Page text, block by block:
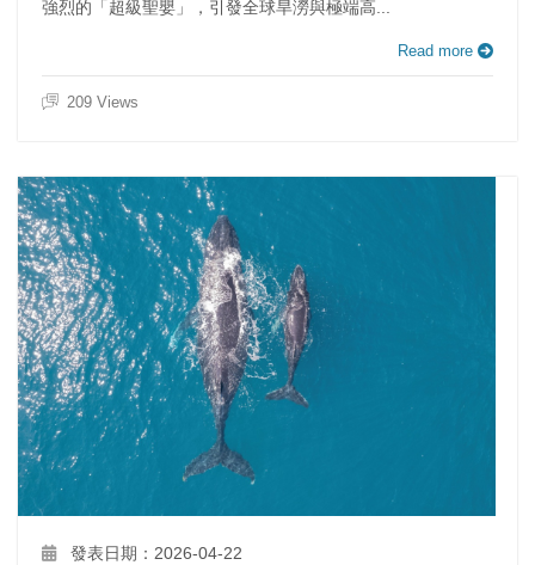
強烈的「超級聖嬰」，引發全球旱澇與極端高...
Read more
209 Views
發表日期：2026-04-22